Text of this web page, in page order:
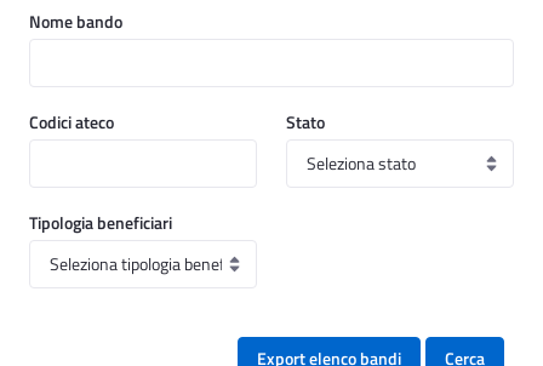
Nome bando
Codici ateco Stato
Tipologia beneficiari
Export elenco bandi Cerca